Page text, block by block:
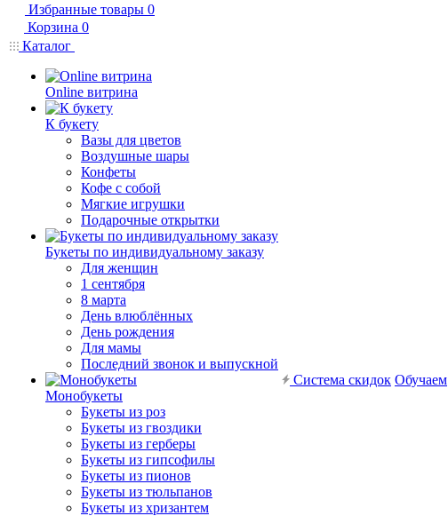
Избранные товары 0
Корзина 0
Каталог
Online витрина
К букету
Вазы для цветов
Воздушные шары
Конфеты
Кофе с собой
Мягкие игрушки
Подарочные открытки
Букеты по индивидуальному заказу
Для женщин
1 сентября
8 марта
День влюблённых
День рождения
Для мамы
Последний звонок и выпускной
Монобукеты
Букеты из роз
Букеты из гвоздики
Букеты из герберы
Букеты из гипсофилы
Букеты из пионов
Букеты из тюльпанов
Букеты из хризантем
Система скидок Обучаем